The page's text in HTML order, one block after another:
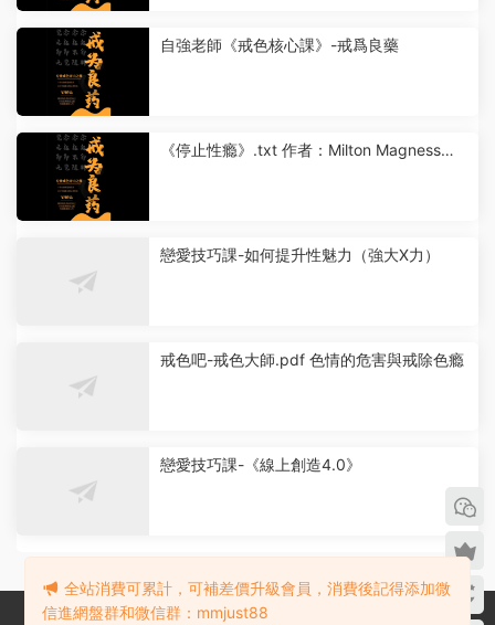
自強老師《戒色核心課》-戒爲良藥
《停止性瘾》.txt 作者：Milton Magness
戀愛技巧課-如何提升性魅力（強大X力）
戒色吧-戒色大師.pdf 色情的危害與戒除色瘾
戀愛技巧課-《線上創造4.0》
全站消費可累計，可補差價升級會員，消費後記得添加微
信進網盤群和微信群：mmjust88